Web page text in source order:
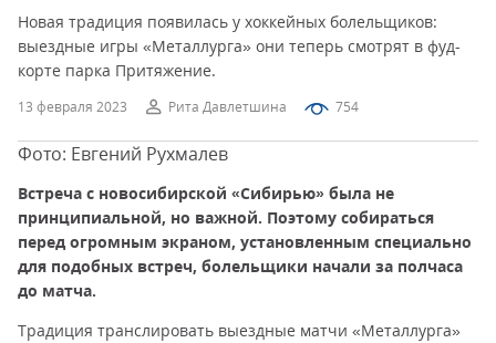
13 февраля 2023 Рита Давлетшина 754
Новая традиция появилась у хоккейных болельщиков:
выездные игры «Металлурга» они теперь смотрят в фуд-
корте парка Притяжение.
Фото: Евгений Рухмалев
Встреча с новосибирской «Сибирью» была не
принципиальной, но важной. Поэтому собираться
перед огромным экраном, установленным специально
для подобных встреч, болельщики начали за полчаса
до матча.
Традиция транслировать выездные матчи «Металлурга»